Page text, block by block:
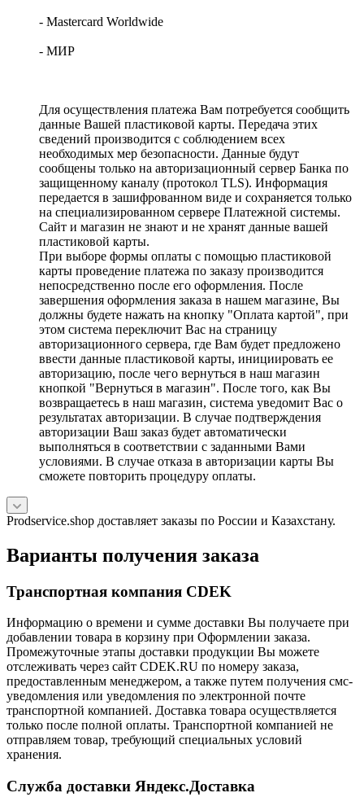
- Mastercard Worldwide
- МИР
Для осуществления платежа Вам потребуется сообщить
данные Вашей пластиковой карты. Передача этих
сведений производится с соблюдением всех
необходимых мер безопасности. Данные будут
сообщены только на авторизационный сервер Банка по
защищенному каналу (протокол TLS). Информация
передается в зашифрованном виде и сохраняется только
на специализированном сервере Платежной системы.
Сайт и магазин не знают и не хранят данные вашей
пластиковой карты.
При выборе формы оплаты с помощью пластиковой
карты проведение платежа по заказу производится
непосредственно после его оформления. После
завершения оформления заказа в нашем магазине, Вы
должны будете нажать на кнопку "Оплата картой", при
этом система переключит Вас на страницу
авторизационного сервера, где Вам будет предложено
ввести данные пластиковой карты, инициировать ее
авторизацию, после чего вернуться в наш магазин
кнопкой "Вернуться в магазин". После того, как Вы
возвращаетесь в наш магазин, система уведомит Вас о
результатах авторизации. В случае подтверждения
авторизации Ваш заказ будет автоматически
выполняться в соответствии с заданными Вами
условиями. В случае отказа в авторизации карты Вы
сможете повторить процедуру оплаты.
Prodservice.shop доставляет заказы по России и Казахстану.
Варианты получения заказа
Транспортная компания CDEK
Информацию о времени и сумме доставки Вы получаете при
добавлении товара в корзину при Оформлении заказа.
Промежуточные этапы доставки продукции Вы можете
отслеживать через сайт CDEK.RU по номеру заказа,
предоставленным менеджером, а также путем получения смс-
уведомления или уведомления по электронной почте
транспортной компанией. Доставка товара осуществляется
только после полной оплаты. Транспортной компанией не
отправляем товар, требующий специальных условий
хранения.
Служба доставки Яндекс.Доставка